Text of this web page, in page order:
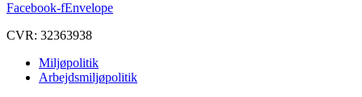
Facebook-fEnvelope
CVR: 32363938
Miljøpolitik
Arbejdsmiljøpolitik